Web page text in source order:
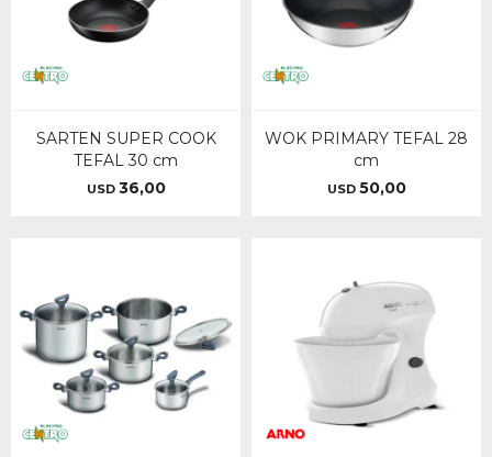
SARTEN SUPER COOK
TEFAL 30 cm
USD 36,00
WOK PRIMARY TEFAL 28
cm
USD 50,00